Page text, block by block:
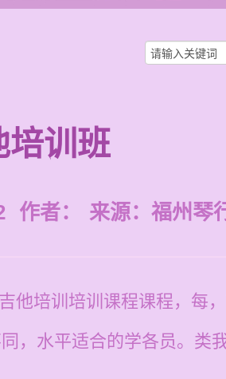
培训班
作者： 来源： 福州琴
他培训培训课程课程，每
，水平适合的学各员。类